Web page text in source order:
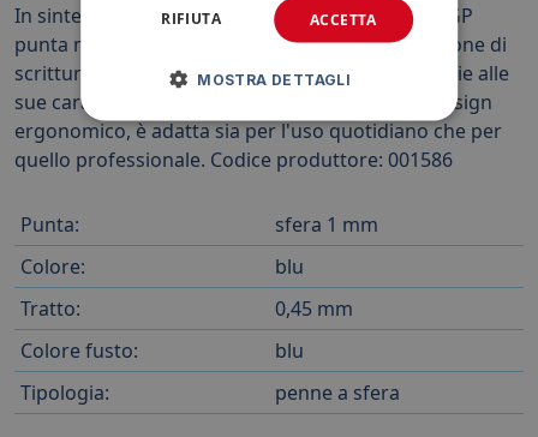
In sintesi, la penna a sfera ricaricabile Pilot BPS-GP
punta media 1,0 mm blu rappresenta una soluzione di
scrittura versatile, affidabile e confortevole. Grazie alle
sue caratteristiche tecniche avanzate e al suo design
ergonomico, è adatta sia per l'uso quotidiano che per
quello professionale. Codice produttore: 001586
Punta:
sfera 1 mm
Colore:
blu
Tratto:
0,45 mm
Colore fusto:
blu
Tipologia:
penne a sfera
ACCETTA
RIFIUTA
MOSTRA DETTAGLI